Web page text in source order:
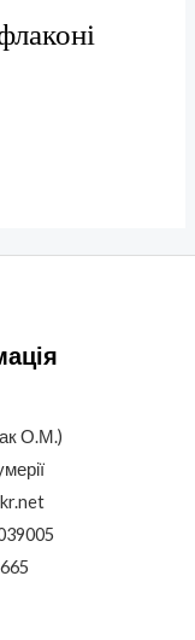
О.М.)